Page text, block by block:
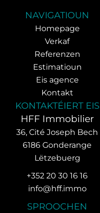
NAVIGATIOUN
Homepage
Verkaf
Referenzen
Estimatioun
Eis agence
Kontakt
KONTAKTÉIERT EIS
HFF Immobilier
36, Cité Joseph Bech
6186 Gonderange
Lëtzebuerg
+352 20 30 16 16
info@hff.immo
SPROOCHEN